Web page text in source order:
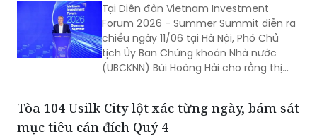
Tại Diễn đàn Vietnam Investment
Forum 2026 - Summer Summit diễn ra
chiều ngày 11/06 tại Hà Nội, Phó Chủ
tịch Ủy Ban Chứng khoán Nhà nước
(UBCKNN) Bùi Hoàng Hải cho rằng thị
trong bối cảnh quy mô thị trường ngày
càng mở rộng, thanh khoản duy trì ở
Tòa 104 Usilk City lột xác từng ngày, bám sát
mục tiêu cán đích Quý 4